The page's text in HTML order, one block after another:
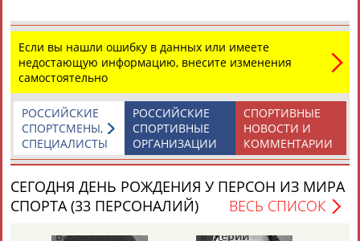
Если вы нашли ошибку в данных или имеете
недостающую информацию, внесите изменения
самостоятельно
СПОРТИВНЫЕ
НОВОСТИ И
КОММЕНТАРИИ
РОССИЙСКИЕ
СПОРТИВНЫЕ
ОРГАНИЗАЦИИ
РОССИЙСКИЕ
СПОРТСМЕНЫ,
СПЕЦИАЛИСТЫ
СЕГОДНЯ ДЕНЬ РОЖДЕНИЯ У ПЕРСОН ИЗ МИРА
СПОРТА (33 ПЕРСОНАЛИЙ)
ВЕСЬ СПИСОК
Валерий
Валерий